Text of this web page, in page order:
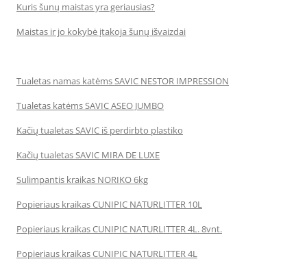
Kuris šunų maistas yra geriausias?
Maistas ir jo kokybė įtakoja šunų išvaizdai
Tualetas namas katėms SAVIC NESTOR IMPRESSION
Tualetas katėms SAVIC ASEO JUMBO
Kačių tualetas SAVIC iš perdirbto plastiko
Kačių tualetas SAVIC MIRA DE LUXE
Sulimpantis kraikas NORIKO 6kg
Popieriaus kraikas CUNIPIC NATURLITTER 10L
Popieriaus kraikas CUNIPIC NATURLITTER 4L. 8vnt.
Popieriaus kraikas CUNIPIC NATURLITTER 4L